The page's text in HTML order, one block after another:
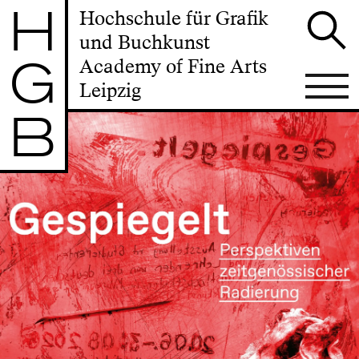
H
G
B
Hochschule für Grafik
und Buchkunst
Academy of Fine Arts
Leipzig